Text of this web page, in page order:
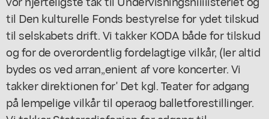
til Den kulturelle Fonds bestyrelse for ydet tilskud
til selskabets drift. Vi takker KODA både for tilskud
og for de overordentlig fordelagtige vilkår, (ler altid
bydes os ved arran,,enient af vore koncerter. Vi
takker direktionen for' Det kgl. Teater for adgang
på lempelige vilkår til operaog balletforestillinger.